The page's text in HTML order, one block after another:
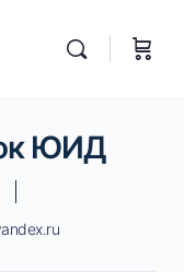
ЮИД